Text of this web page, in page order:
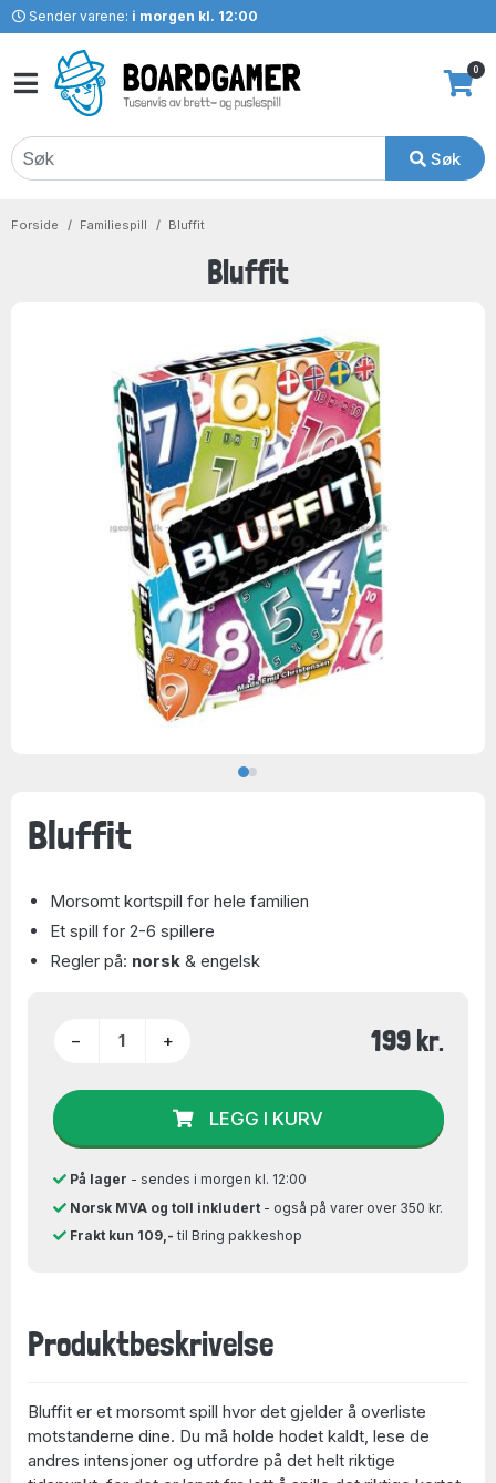
Sender varene: i morgen kl. 12:00
Søk
0
Forside Familiespill Bluffit
Bluffit
Bluffit
Morsomt kortspill for hele familien
Et spill for 2-6 spillere
Regler på: norsk & engelsk
− + 199 kr.
LEGG I KURV
På lager - sendes i morgen kl. 12:00
Norsk MVA og toll inkludert- også på varer over 350 kr.
Frakt kun 109,- til Bring pakkeshop
Produktbeskrivelse
Bluffit er et morsomt spill hvor det gjelder å overliste
motstanderne dine. Du må holde hodet kaldt, lese de
andres intensjoner og utfordre på det helt riktige